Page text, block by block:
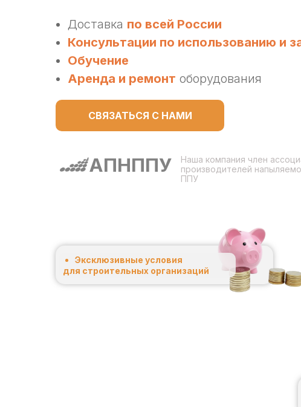
СВЯЗАТЬСЯ С НАМИ
АПНППУ
Наша компания член
производителей
ППУ
Эксклюзивные условия
для строительных организаций
Доставка по всей России
Консультации по использованию и
Обучение
Аренда и ремонт оборудования